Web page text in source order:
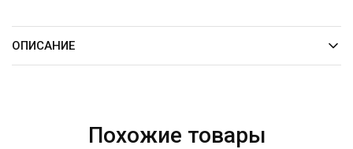
ОПИСАНИЕ
Похожие товары